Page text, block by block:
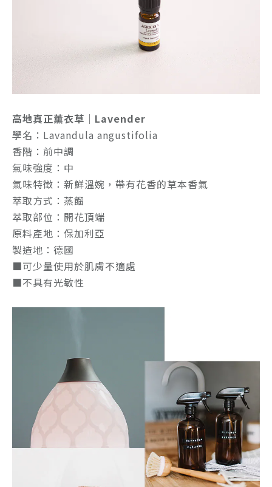
高地真正薰衣草｜Lavender
學名：Lavandula angustifolia
香階：前中調
氣味強度：中
氣味特徵：新鮮溫婉，帶有花香的草本香氣
萃取方式：蒸餾
萃取部位：開花頂端
原料產地：保加利亞
製造地：德國
■可少量使用於肌膚不適處
■不具有光敏性